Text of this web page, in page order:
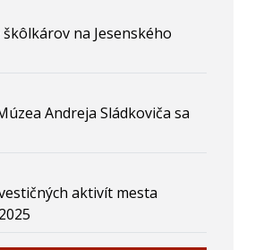
na Jesenského
Andreja Sládkoviča sa
aktivít mesta